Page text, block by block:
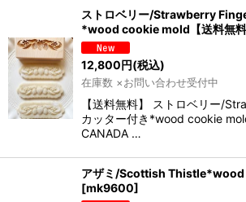
ストロベリー/Strawberry
*wood cookie mold【送料無料
12,800円(税込)
在庫数 ×お問い合わせ受付中
【送料無料】 ストロベリー/
カッター付き*wood cookie
CANADA …
アザミ/Scottish
[mk9600]